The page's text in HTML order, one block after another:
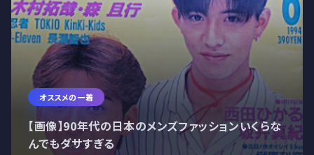
オススメの一着
【画像】90年代の日本のメンズファッションいくらな
んでもダサすぎる